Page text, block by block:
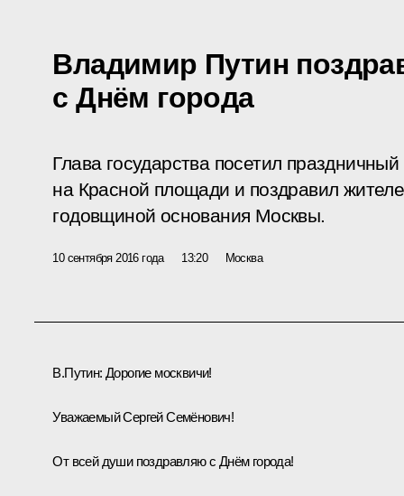
Владимир Путин
с Днём города
Глава государства посетил
на Красной площади и поздравил
годовщиной основания Москвы.
10 сентября 2016 года 13:20 Москва
В.Путин: Дорогие москвичи!
Уважаемый Сергей Семёнович!
От всей души поздравляю с Днём города!